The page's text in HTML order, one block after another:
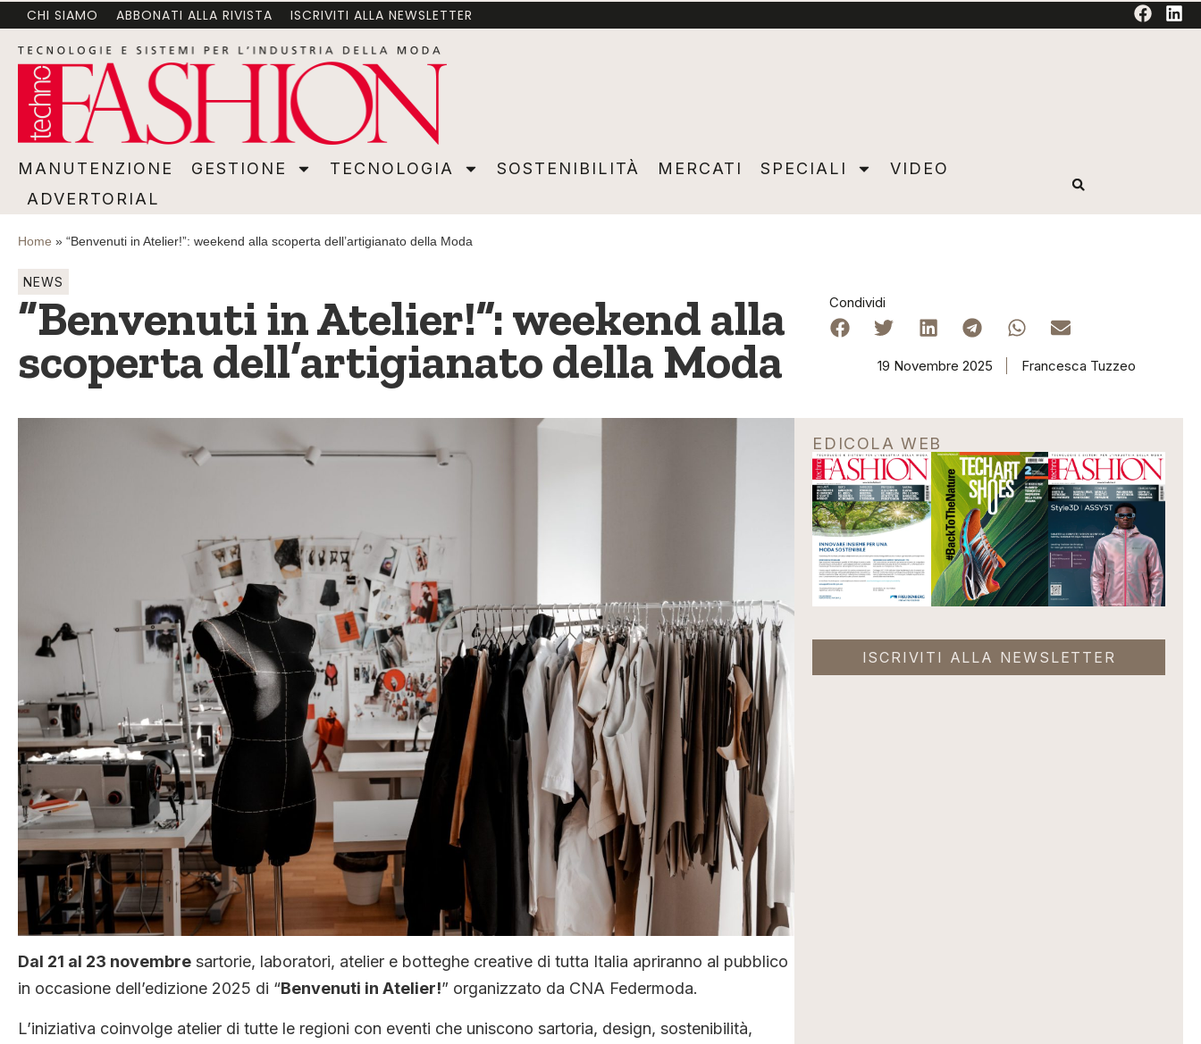
MANUTENZIONE GESTIONE TECNOLOGIA SOSTENIBILITÀ MERCATI SPECIALI VIDEO ADVERTORIAL
CHI SIAMO ABBONATI ALLA RIVISTA ISCRIVITI ALLA NEWSLETTER
MANUTENZIONE GESTIONE TECNOLOGIA SOSTENIBILITÀ MERCATI SPECIALI
VIDEO
ADVERTORIAL
Home » “Benvenuti in Atelier!”: weekend alla scoperta dell’artigianato della Moda
NEWS
“Benvenuti in Atelier!”: weekend alla
scoperta dell’artigianato della Moda
Condividi
19 Novembre 2025 Francesca Tuzzeo
Dal 21 al 23 novembre sartorie, laboratori, atelier e botteghe creative di tutta Italia apriranno al pubblico
in occasione dell’edizione 2025 di “Benvenuti in Atelier!” organizzato da CNA Federmoda.
L’iniziativa coinvolge atelier di tutte le regioni con eventi che uniscono sartoria, design, sostenibilità,
EDICOLA WEB
ISCRIVITI ALLA NEWSLETTER